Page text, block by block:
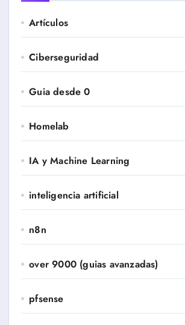
Artículos
Ciberseguridad
Guia desde 0
Homelab
IA y Machine Learning
inteligencia artificial
n8n
over 9000 (guias avanzadas)
pfsense